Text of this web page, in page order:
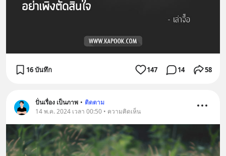
16 บันทึก 147 14 58
ปั่นเรื่อง เป็นภาพ • ติดตาม
14 พ.ค. 2024 เวลา 00:50 • ความคิดเห็น